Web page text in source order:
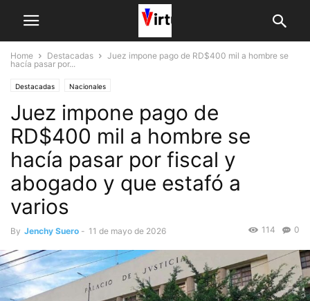
Home Destacadas
Juez impone pago de RD$400 mil a hombre se
hacía pasar por...
Destacadas Nacionales
Juez impone pago de
RD$400 mil a hombre se
hacía pasar por fiscal y
abogado y que estafó a
varios
By Jenchy Suero - 11 de mayo de 2026 0
114